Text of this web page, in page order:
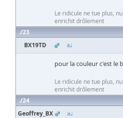
Le ridicule ne tue plus,
enrichit drôlement
23
BX19TD
pour la couleur c'est le
Le ridicule ne tue plus,
enrichit drôlement
24
Geoffrey_BX